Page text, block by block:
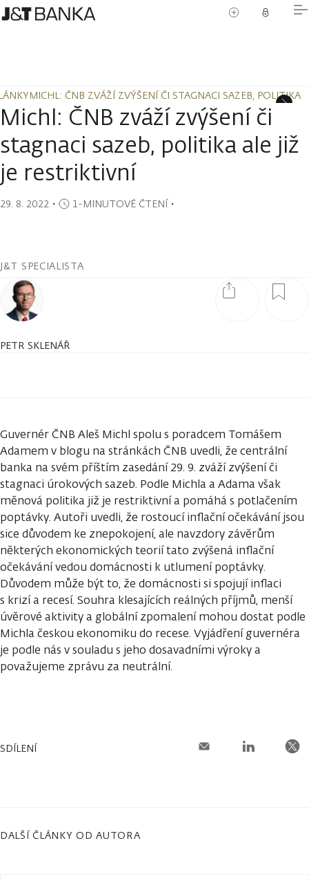
MICHL: ČNB ZVÁŽÍ ZVÝŠENÍ ČI STAGNACI SAZEB, POLITIKA
MICHL: ČNB ZVÁŽÍ ZVÝŠENÍ ČI STAGNACI SAZEB, POLITIKA
Michl: ČNB zváží zvýšení či
stagnaci sazeb, politika ale již
je restriktivní
29. 8. 2022 ・ 1-MINUTOVÉ ČTENÍ・
J&T SPECIALISTA
PETR SKLENÁŘ
Guvernér ČNB Aleš Michl spolu s poradcem Tomášem
Adamem v blogu na stránkách ČNB uvedli, že centrální
banka na svém příštím zasedání 29. 9. zváží zvýšení či
stagnaci úrokových sazeb. Podle Michla a Adama však
měnová politika již je restriktivní a pomáhá s potlačením
poptávky. Autoři uvedli, že rostoucí inflační očekávání jsou
sice důvodem ke znepokojení, ale navzdory závěrům
některých ekonomických teorií tato zvýšená inflační
očekávání vedou domácnosti k utlumení poptávky.
Důvodem může být to, že domácnosti si spojují inflaci
s krizí a recesí. Souhra klesajících reálných příjmů, menší
úvěrové aktivity a globální zpomalení mohou dostat podle
Michla českou ekonomiku do recese. Vyjádření guvernéra
je podle nás v souladu s jeho dosavadními výroky a
považujeme zprávu za neutrální.
SDÍLENÍ
DALŠÍ ČLÁNKY OD AUTORA